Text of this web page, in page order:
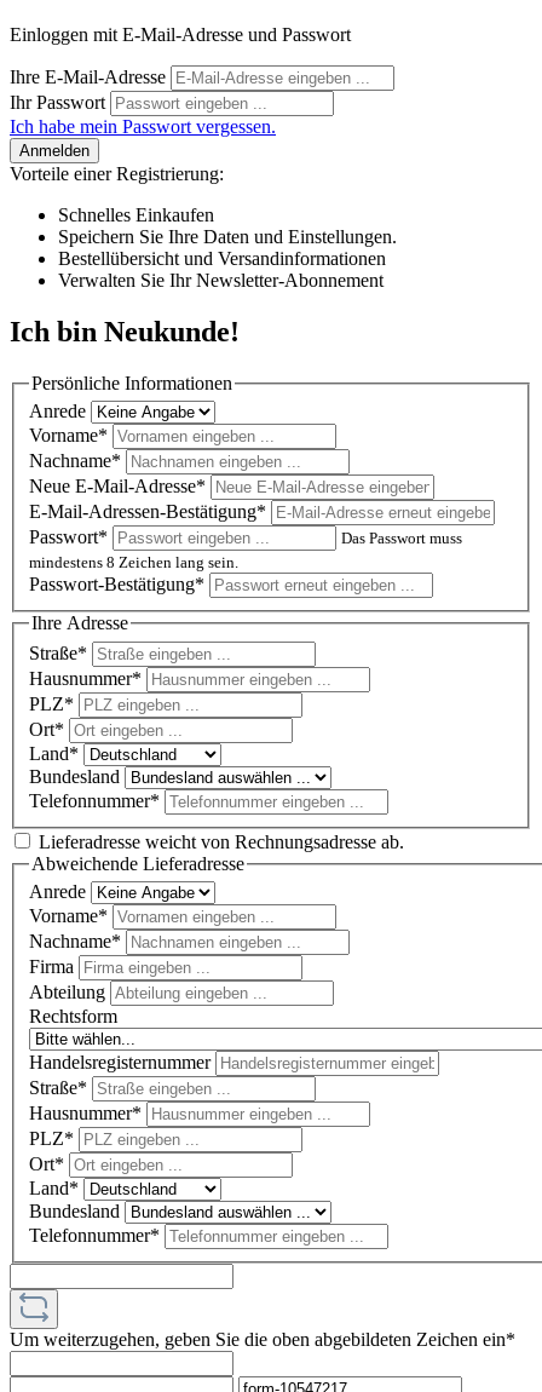
Einloggen mit E-Mail-Adresse und Passwort
Ihre E-Mail-Adresse
Ihr Passwort
Ich habe mein Passwort vergessen.
Anmelden
Vorteile einer Registrierung:
Schnelles Einkaufen
Speichern Sie Ihre Daten und Einstellungen.
Bestellübersicht und Versandinformationen
Verwalten Sie Ihr Newsletter-Abonnement
Ich bin Neukunde!
Persönliche Informationen
Anrede
Vorname*
Nachname*
Neue E-Mail-Adresse*
E-Mail-Adressen-Bestätigung*
Passwort*
Das Passwort muss
mindestens 8 Zeichen lang sein.
Passwort-Bestätigung*
Ihre Adresse
Straße*
Hausnummer*
PLZ*
Ort*
Land*
Bundesland
Telefonnummer*
Lieferadresse weicht von Rechnungsadresse ab.
Abweichende Lieferadresse
Anrede
Vorname*
Nachname*
Firma
Abteilung
Rechtsform
Handelsregisternummer
Straße*
Hausnummer*
PLZ*
Ort*
Land*
Bundesland
Telefonnummer*
Um weiterzugehen, geben Sie die oben abgebildeten Zeichen ein*